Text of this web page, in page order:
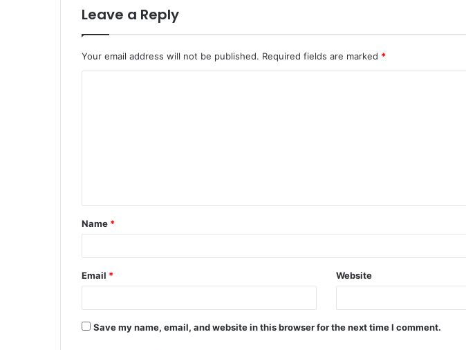
Leave a Reply
Your email address will not be published. Required fields are marked *
Name *
Email * Website
Save my name, email, and website in this browser for the next time I comment.